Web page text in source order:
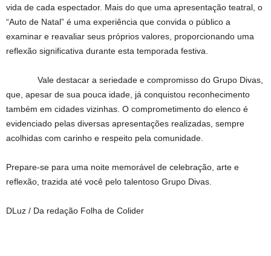
vida de cada espectador. Mais do que uma apresentação teatral, o
“Auto de Natal” é uma experiência que convida o público a
examinar e reavaliar seus próprios valores, proporcionando uma
reflexão significativa durante esta temporada festiva.
Vale destacar a seriedade e compromisso do Grupo Divas,
que, apesar de sua pouca idade, já conquistou reconhecimento
também em cidades vizinhas. O comprometimento do elenco é
evidenciado pelas diversas apresentações realizadas, sempre
acolhidas com carinho e respeito pela comunidade.
Prepare-se para uma noite memorável de celebração, arte e
reflexão, trazida até você pelo talentoso Grupo Divas.
DLuz / Da redação Folha de Colider